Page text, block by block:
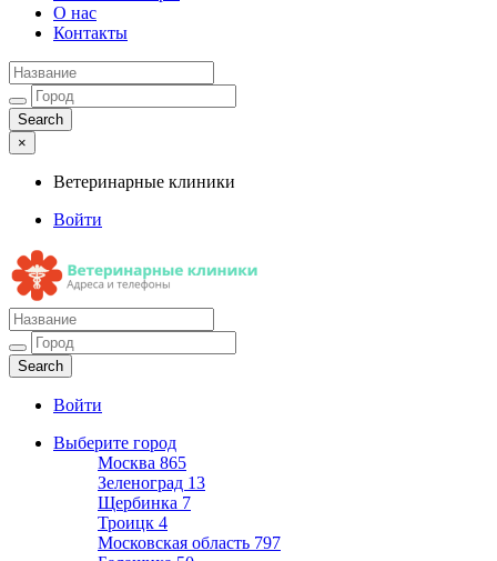
О нас
Контакты
×
Ветеринарные клиники
Войти
Ветеринарные клиники
Адреса и телефоны
Войти
Выберите город
Москва 865
Зеленоград 13
Щербинка 7
Троицк 4
Московская область 797